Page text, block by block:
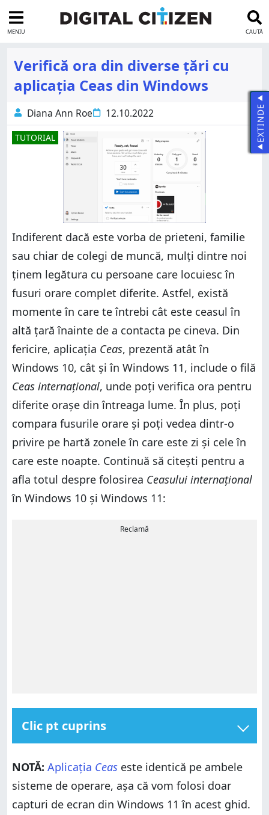
MENIU CAUTĂ
Verifică ora din diverse țări cu
aplicația Ceas din Windows
Diana Ann Roe 12.10.2022
TUTORIAL
Indiferent dacă este vorba de prieteni, familie
sau chiar de colegi de muncă, mulți dintre noi
ținem legătura cu persoane care locuiesc în
fusuri orare complet diferite. Astfel, există
momente în care te întrebi cât este ceasul în
altă țară înainte de a contacta pe cineva. Din
fericire, aplicația Ceas, prezentă atât în
Windows 10, cât și în Windows 11, include o filă
Ceas internațional, unde poți verifica ora pentru
diferite orașe din întreaga lume. În plus, poți
compara fusurile orare și poți vedea dintr-o
privire pe hartă zonele în care este zi și cele în
care este noapte. Continuă să citești pentru a
afla totul despre folosirea Ceasului internațional
în Windows 10 și Windows 11:
Reclamă
Clic pt cuprins
Windows 11
Cum adaugi și verifici orele din diverse țări cu Ceasul
internațional din Windows
Cum compari ora din diverse țări cu Ceasul
NOTĂ: Aplicația Ceas este identică pe ambele
sisteme de operare, așa că vom folosi doar
capturi de ecran din Windows 11 în acest ghid.
EXTINDE